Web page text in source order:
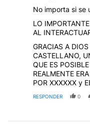
No importa si se
LO
AL
GRACIAS A
CASTELLANO,
QUE ES
REALMENTE
POR XXXXXX y
RESPONDER 0